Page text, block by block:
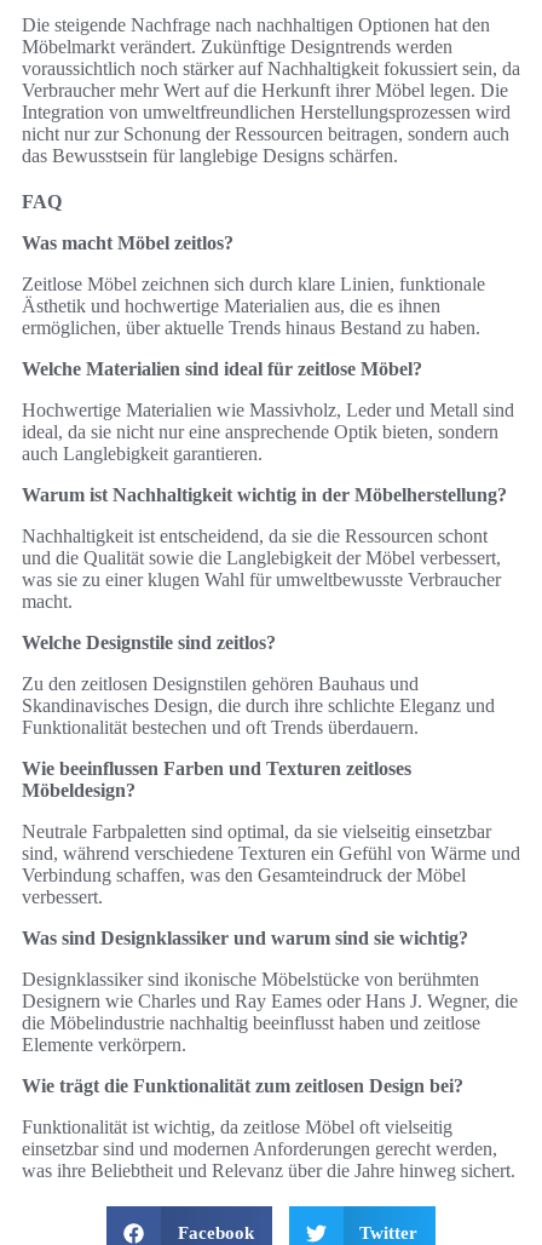
Die steigende Nachfrage nach nachhaltigen Optionen hat den
Möbelmarkt verändert. Zukünftige Designtrends werden
voraussichtlich noch stärker auf Nachhaltigkeit fokussiert sein, da
Verbraucher mehr Wert auf die Herkunft ihrer Möbel legen. Die
Integration von umweltfreundlichen Herstellungsprozessen wird
nicht nur zur Schonung der Ressourcen beitragen, sondern auch
das Bewusstsein für langlebige Designs schärfen.
FAQ
Was macht Möbel zeitlos?
Zeitlose Möbel zeichnen sich durch klare Linien, funktionale
Ästhetik und hochwertige Materialien aus, die es ihnen
ermöglichen, über aktuelle Trends hinaus Bestand zu haben.
Welche Materialien sind ideal für zeitlose Möbel?
Hochwertige Materialien wie Massivholz, Leder und Metall sind
ideal, da sie nicht nur eine ansprechende Optik bieten, sondern
auch Langlebigkeit garantieren.
Warum ist Nachhaltigkeit wichtig in der Möbelherstellung?
Nachhaltigkeit ist entscheidend, da sie die Ressourcen schont
und die Qualität sowie die Langlebigkeit der Möbel verbessert,
was sie zu einer klugen Wahl für umweltbewusste Verbraucher
macht.
Welche Designstile sind zeitlos?
Zu den zeitlosen Designstilen gehören Bauhaus und
Skandinavisches Design, die durch ihre schlichte Eleganz und
Funktionalität bestechen und oft Trends überdauern.
Wie beeinflussen Farben und Texturen zeitloses
Möbeldesign?
Neutrale Farbpaletten sind optimal, da sie vielseitig einsetzbar
sind, während verschiedene Texturen ein Gefühl von Wärme und
Verbindung schaffen, was den Gesamteindruck der Möbel
verbessert.
Was sind Designklassiker und warum sind sie wichtig?
Designklassiker sind ikonische Möbelstücke von berühmten
Designern wie Charles und Ray Eames oder Hans J. Wegner, die
die Möbelindustrie nachhaltig beeinflusst haben und zeitlose
Elemente verkörpern.
Wie trägt die Funktionalität zum zeitlosen Design bei?
Funktionalität ist wichtig, da zeitlose Möbel oft vielseitig
einsetzbar sind und modernen Anforderungen gerecht werden,
was ihre Beliebtheit und Relevanz über die Jahre hinweg sichert.
Facebook Twitter